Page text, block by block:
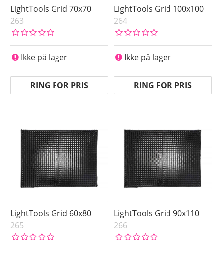
LightTools Grid 70x70
263
Ikke på lager
RING FOR PRIS
LightTools Grid 100x100
264
Ikke på lager
RING FOR PRIS
LightTools Grid 60x80
265
LightTools Grid 90x110
266